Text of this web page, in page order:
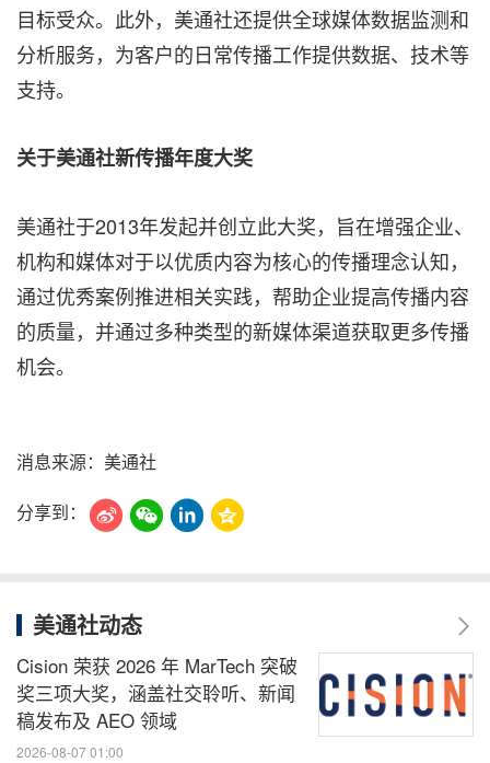
目标受众。此外，美通社还提供全球媒体数据监测和
分析服务，为客户的日常传播工作提供数据、技术等
支持。
关于美通社新传播年度大奖
美通社于2013年发起并创立此大奖，旨在增强企业、
机构和媒体对于以优质内容为核⼼的传播理念认知，
通过优秀案例推进相关实践，帮助企业提高传播内容
的质量，并通过多种类型的新媒体渠道获取更多传播
机会。
消息来源：美通社
分享到：
美通社动态
Cision 荣获 2026 年 MarTech 突破
奖三项大奖，涵盖社交聆听、新闻
稿发布及 AEO 领域
2026-08-07 01:00